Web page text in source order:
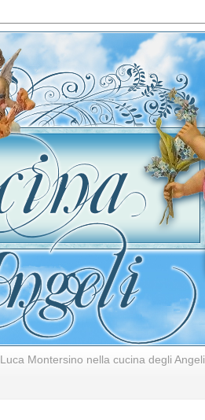
Luca Montersino nella cucina degli Angeli